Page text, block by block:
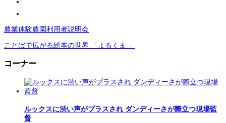
農業体験農園利用者説明会
ことばで広がる絵本の世界 「よるくま 」
コーナー
ルックスに渋い声がプラスされ ダンディーさが際立つ現場監
督